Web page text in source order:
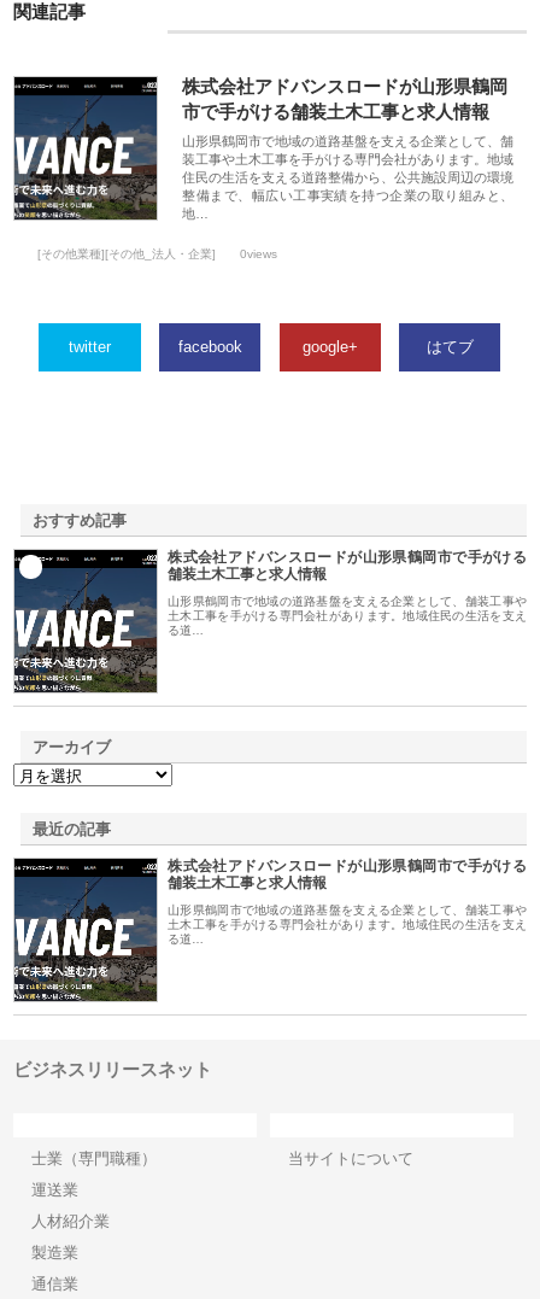
関連記事
株式会社アドバンスロードが山形県鶴岡
市で手がける舗装土木工事と求人情報
山形県鶴岡市で地域の道路基盤を支える企業として、舗
装工事や土木工事を手がける専門会社があります。地域
住民の生活を支える道路整備から、公共施設周辺の環境
整備まで、幅広い工事実績を持つ企業の取り組みと、
地…
[その他業種][その他_法人・企業] 0views
twitter facebook google+ はてブ
おすすめ記事
株式会社アドバンスロードが山形県鶴岡市で手がける
舗装土木工事と求人情報
山形県鶴岡市で地域の道路基盤を支える企業として、舗装工事や
土木工事を手がける専門会社があります。地域住民の生活を支え
る道…
アーカイブ
最近の記事
株式会社アドバンスロードが山形県鶴岡市で手がける
舗装土木工事と求人情報
山形県鶴岡市で地域の道路基盤を支える企業として、舗装工事や
土木工事を手がける専門会社があります。地域住民の生活を支え
る道…
ビジネスリリースネット
士業（専門職種）
運送業
人材紹介業
製造業
通信業
当サイトについて